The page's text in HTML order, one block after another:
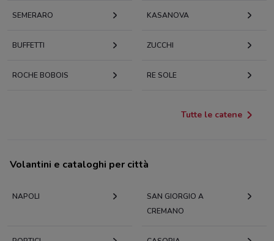
SEMERARO KASANOVA
BUFFETTI ZUCCHI
ROCHE BOBOIS RE SOLE
Tutte le catene
Volantini e cataloghi per città
NAPOLI
SAN GIORGIO A
CREMANO